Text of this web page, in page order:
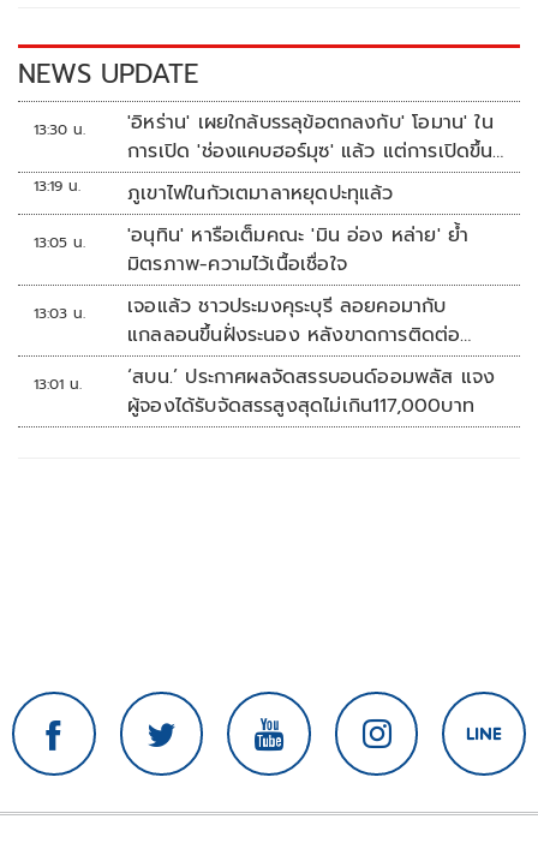
k k
NEWS UPDATE
13:30 น.
'อิหร่าน' เผยใกล้บรรลุข้อตกลงกับ' โอมาน' ใน
การเปิด 'ช่องแคบฮอร์มุซ' แล้ว แต่การเปิดขึ้น
อยู่กับสหรัฐฯ
13:19 น. ภูเขาไฟในกัวเตมาลาหยุดปะทุแล้ว
13:05 น.
'อนุทิน' หารือเต็มคณะ 'มิน อ่อง หล่าย' ย้ำ
มิตรภาพ-ความไว้เนื้อเชื่อใจ
13:03 น.
เจอแล้ว ชาวประมงคุระบุรี ลอยคอมากับ
แกลลอนขึ้นฝั่งระนอง หลังขาดการติดต่อ
หลายวัน
13:01 น.
‘สบน.’ ประกาศผลจัดสรรบอนด์ออมพลัส แจง
ผู้จองได้รับจัดสรรสูงสุดไม่เกิน117,000บาท